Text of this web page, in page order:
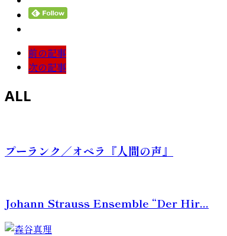
前の記事
次の記事
ALL
プーランク／オペラ『人間の声』
Johann Strauss Ensemble “Der Hir...